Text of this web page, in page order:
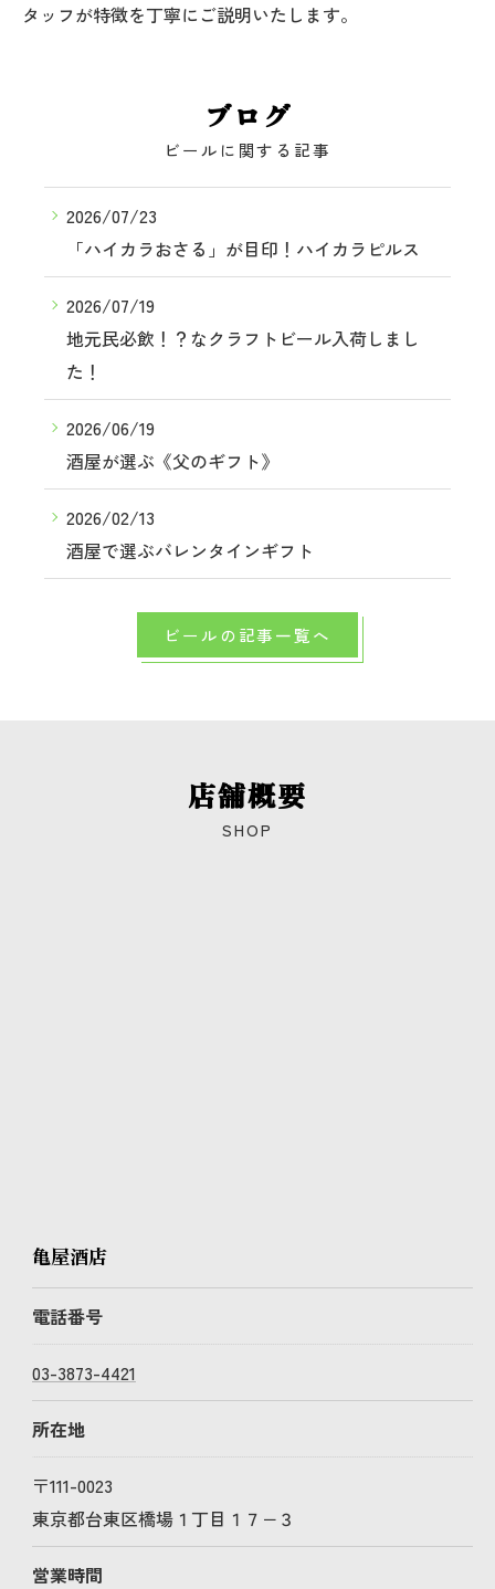
タッフが特徴を丁寧にご説明いたします。
ブログ
ビールに関する記事
2026/07/23
「ハイカラおさる」が目印！ハイカラピルス
2026/07/19
地元民必飲！？なクラフトビール入荷しまし
た！
2026/06/19
酒屋が選ぶ《父のギフト》
2026/02/13
酒屋で選ぶバレンタインギフト
ビールの記事一覧へ
店舗概要
SHOP
亀屋酒店
電話番号
03-3873-4421
所在地
〒111-0023
東京都台東区橋場１丁目１７−３
営業時間